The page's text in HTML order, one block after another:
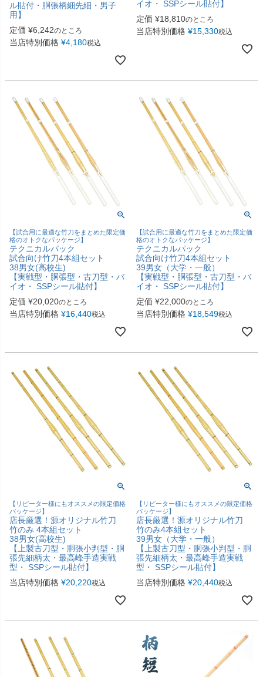
ル貼付・胴張柄細先細・男子
用】
定価 ¥6,242のところ
当店特別価格 ¥4,180税込
イオ・ SSPシール貼付】
定価 ¥18,810のところ
当店特別価格 ¥15,330税込
【試合用に最適な竹刀をまとめた限定価
格のオトクなパッケージ】
テクニカルパック
試合向け竹刀4本組セット
38男女(高校生)
【実戦型・胴張型・古刀型・バ
イオ・ SSPシール貼付】
定価 ¥20,020のところ
当店特別価格 ¥16,440税込
【試合用に最適な竹刀をまとめた限定価
格のオトクなパッケージ】
テクニカルパック
試合向け竹刀4本組セット
39男女（大学・一般）
【実戦型・胴張型・古刀型・バ
イオ・ SSPシール貼付】
定価 ¥22,000のところ
当店特別価格 ¥18,549税込
【リピーター様にもオススメの限定価格
パッケージ】
店長厳選！源オリジナル竹刀
竹のみ 4本組セット
38男女(高校生)
【上製古刀型・胴張小判型・胴
張先細柄太・最高峰手造実戦
型・ SSPシール貼付】
当店特別価格 ¥20,220税込
【リピーター様にもオススメの限定価格
パッケージ】
店長厳選！源オリジナル竹刀
竹のみ4本組セット
39男女（大学・一般）
【上製古刀型・胴張小判型・胴
張先細柄太・最高峰手造実戦
型・ SSPシール貼付】
当店特別価格 ¥20,440税込